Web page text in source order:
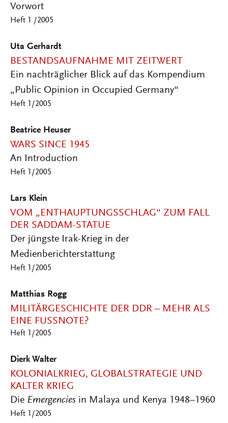
Vorwort
Heft 1 /2005
Uta Gerhardt
BESTANDSAUFNAHME MIT ZEITWERT
Ein nachträglicher Blick auf das Kompendium
„Public Opinion in Occupied Germany“
Heft 1/2005
Beatrice Heuser
WARS SINCE 1945
An Introduction
Heft 1/2005
Lars Klein
VOM „ENTHAUPTUNGSSCHLAG“ ZUM FALL
DER SADDAM-STATUE
Der jüngste Irak-Krieg in der
Medienberichterstattung
Heft 1/2005
Matthias Rogg
MILITÄRGESCHICHTE DER DDR – MEHR ALS
EINE FUSSNOTE?
Heft 1/2005
Dierk Walter
KOLONIALKRIEG, GLOBALSTRATEGIE UND
KALTER KRIEG
Die Emergencies in Malaya und Kenya 1948–1960
Heft 1/2005